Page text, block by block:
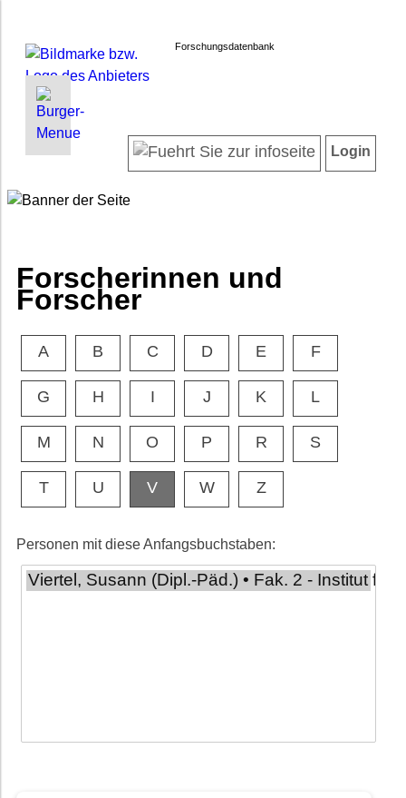
Forschungsdatenbank
INFORMATIONEN | SUCHEN
Forscherinnen und Forscher
Barrierefreiheit
LOGIN
Login
Forscherinnen und
Forscher
A B C D E F
G H I J K L
M N O P R S
T U V W Z
Personen mit diese Anfangsbuchstaben: